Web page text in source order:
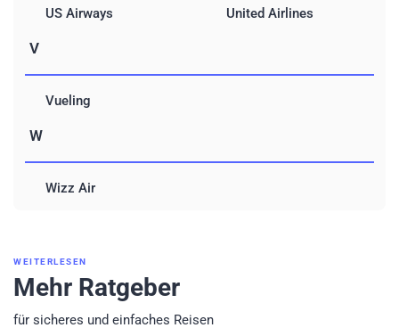
US Airways United Airlines
V
Vueling
W
Wizz Air
WEITERLESEN
Mehr Ratgeber
für sicheres und einfaches Reisen